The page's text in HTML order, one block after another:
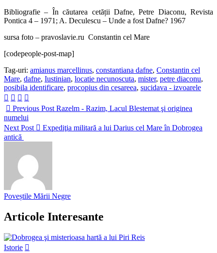
Bibliografie – În căutarea cetății Dafne, Petre Diaconu, Revista
Pontica 4 – 1971; A. Deculescu – Unde a fost Dafne? 1967
sursa foto – pravoslavie.ru Constantin cel Mare
[codepeople-post-map]
Tag-uri: amianus marcellinus, constantiana dafne, Constantin cel
Mare, dafne, Iustinian, locatie necunoscuta, mister, petre diaconu,
posibila identificare, procopius din cesareea, sucidava - izvoarele
Previous Post Razelm - Razim, Lacul Blestemat şi originea
numelui
Next Post
Expediţia militară a lui Darius cel Mare în Dobrogea
antică
Poveștile Mării Negre
Articole Interesante
Istorie